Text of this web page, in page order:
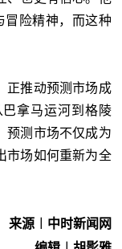
冒险精神，而这种
正推动预测市场成
拿马运河到格陵
预测市场不仅成为
市场如何重新为全
来源︱中时新闻网